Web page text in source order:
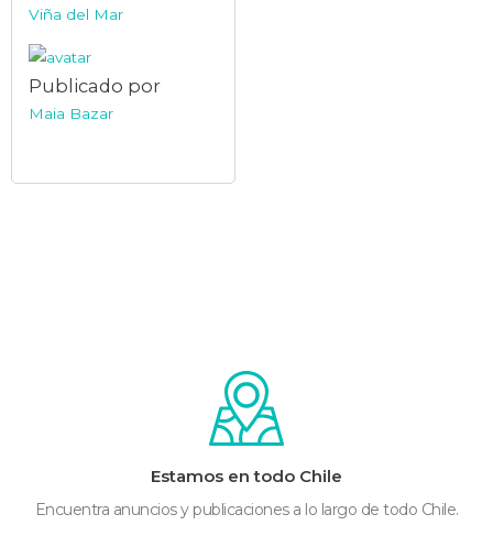
Viña del Mar
Publicado por
Maia Bazar
Estamos en todo Chile
Encuentra anuncios y publicaciones a lo largo de todo Chile.